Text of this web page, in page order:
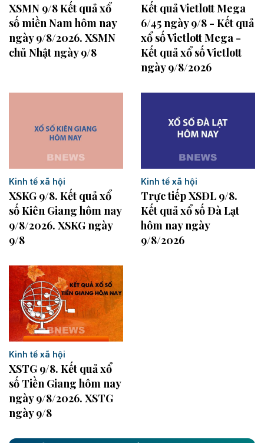
XSMN 9/8 Kết quả xổ
số miền Nam hôm nay
ngày 9/8/2026. XSMN
chủ Nhật ngày 9/8
Kết quả Vietlott Mega
6/45 ngày 9/8 - Kết quả
xổ số Vietlott Mega -
Kết quả xổ số Vietlott
ngày 9/8/2026
Kinh tế xã hội
XSKG 9/8. Kết quả xổ
số Kiên Giang hôm nay
9/8/2026. XSKG ngày
9/8
Kinh tế xã hội
Trực tiếp XSĐL 9/8.
Kết quả xổ số Đà Lạt
hôm nay ngày
9/8/2026
Kinh tế xã hội
XSTG 9/8. Kết quả xổ
số Tiền Giang hôm nay
ngày 9/8/2026. XSTG
ngày 9/8